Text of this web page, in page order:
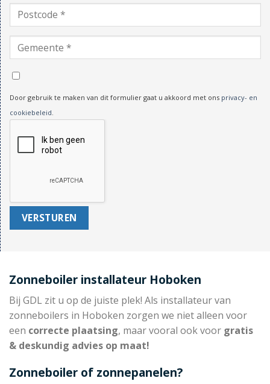
Door gebruik te maken van dit formulier gaat u akkoord met ons privacy- en
cookiebeleid
Zonneboiler installateur Hoboken
Bij GDL zit u op de juiste plek! Als installateur van
zonneboilers in Hoboken zorgen we niet alleen voor
een correcte plaatsing, maar vooral ook voor gratis
& deskundig advies op maat!
Zonneboiler of zonnepanelen?